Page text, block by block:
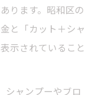
ります。昭和区の
と「カット＋シャ
示されていること
シャンプーやブロ